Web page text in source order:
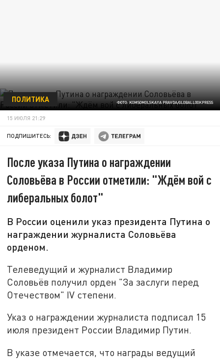
ФОТО: KOMSOMOLSKAYA PRAVDA/GLOBALLOOKPRESS
ПОЛИТИКА
15 ИЮЛЯ 21:29
ПОДПИШИТЕСЬ:
После указа Путина о награждении
Соловьёва в России отметили: "Ждём вой с
либеральных болот"
В России оценили указ президента Путина о
награждении журналиста Соловьёва
орденом.
Телеведущий и журналист Владимир
Соловьёв получил орден "За заслуги перед
Отечеством" IV степени.
Указ о награждении журналиста подписал 15
июля президент России Владимир Путин.
В указе отмечается, что награды ведущий